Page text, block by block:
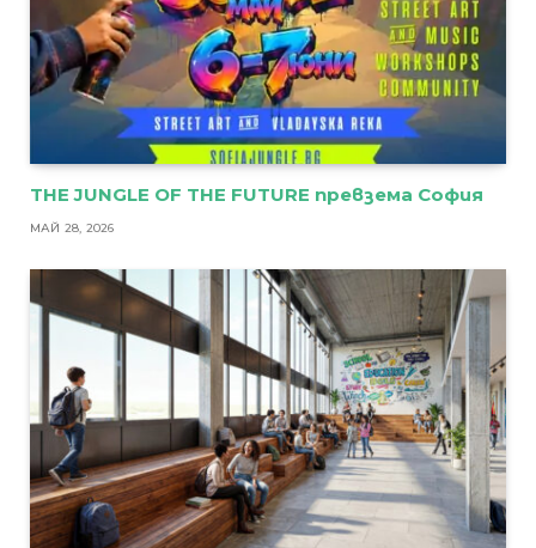
THE JUNGLE OF THE FUTURE превзема София
МАЙ 28, 2026